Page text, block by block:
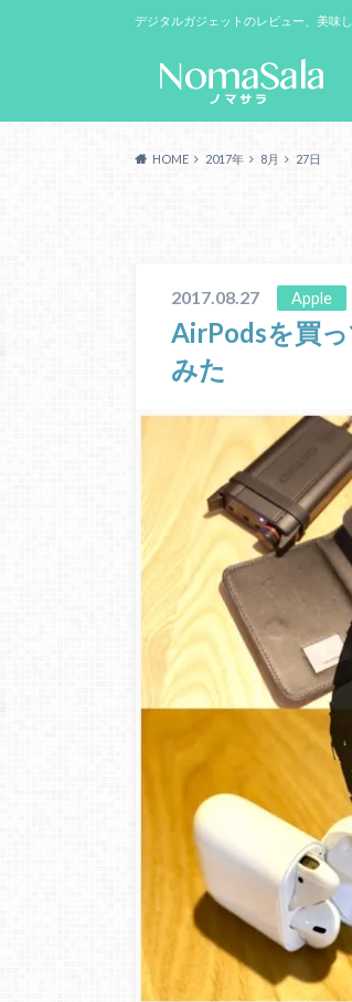
デジタルガジェットのレビュー、美味
HOME 2017年 8月 27日
2017.08.27 Apple
AirPodsを買
みた